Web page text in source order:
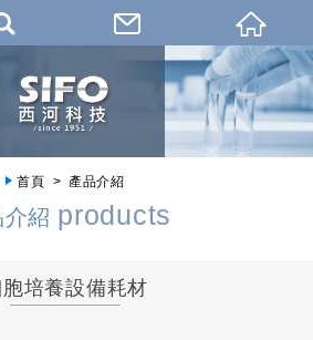
首頁 產品介紹
介紹 products
培養設備耗材